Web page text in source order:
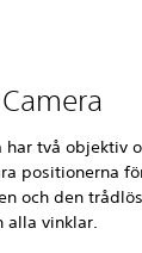
har två objektiv
positionerna
och den
alla vinklar.